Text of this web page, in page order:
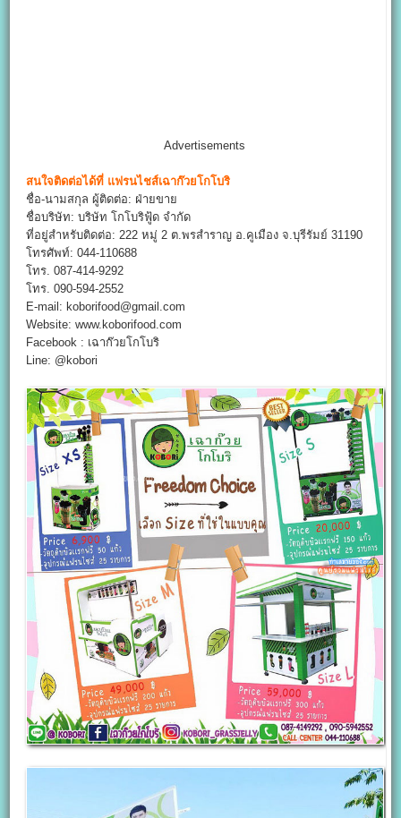
Advertisements
สนใจติดต่อได้ที่ แฟรนไชส์เฉาก๊วยโกโบริ
ชื่อ-นามสกุล ผู้ติดต่อ: ฝ่ายขาย
ชื่อบริษัท: บริษัท โกโบริฟู้ด จำกัด
ที่อยู่สำหรับติดต่อ: 222 หมู่ 2 ต.พรสำราญ อ.คูเมือง จ.บุรีรัมย์ 31190
โทรศัพท์: 044-110688
โทร. 087-414-9292
โทร. 090-594-2552
E-mail: koborifood@gmail.com
Website: www.koborifood.com
Facebook : เฉาก๊วยโกโบริ
Line: @kobori